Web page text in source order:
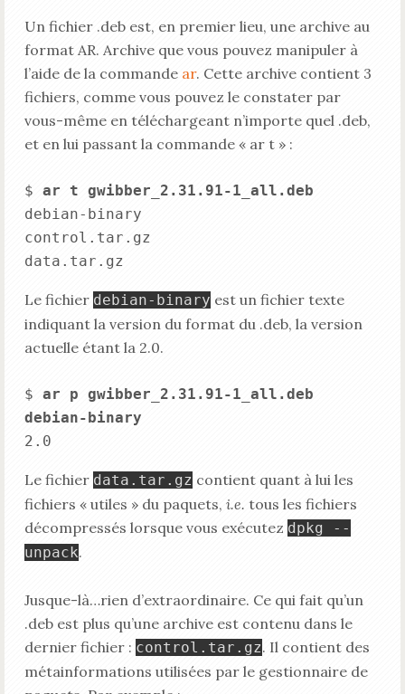
Un fichier .deb est, en premier lieu, une archive au
format AR. Archive que vous pouvez manipuler à
l’aide de la commande ar. Cette archive contient 3
fichiers, comme vous pouvez le constater par
vous-même en téléchargeant n’importe quel .deb,
et en lui passant la commande « ar t » :
$ ar t gwibber_2.31.91-1_all.deb
debian-binary
control.tar.gz
Le fichier debian-binary est un fichier texte
indiquant la version du format du .deb, la version
actuelle étant la 2.0.
$ ar p gwibber_2.31.91-1_all.deb
debian-binary
Le fichier data.tar.gz contient quant à lui les
fichiers « utiles » du paquets, i.e. tous les fichiers
décompressés lorsque vous exécutez dpkg --
unpack.
Jusque-là…rien d’extraordinaire. Ce qui fait qu’un
.deb est plus qu’une archive est contenu dans le
dernier fichier : control.tar.gz. Il contient des
métainformations utilisées par le gestionnaire de